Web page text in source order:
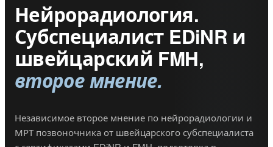
Нейрорадиология.
Субспециалист EDiNR и
швейцарский FMH,
второе мнение.
Независимое второе мнение по нейрорадиологии и
МРТ позвоночника от швейцарского субспециалиста